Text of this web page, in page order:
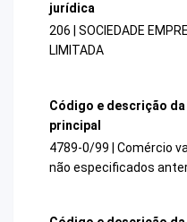
jurídica
206 | SOCIEDADE
LIMITADA
Código e descrição
principal
4789-0/99 | Comércio
não especificados